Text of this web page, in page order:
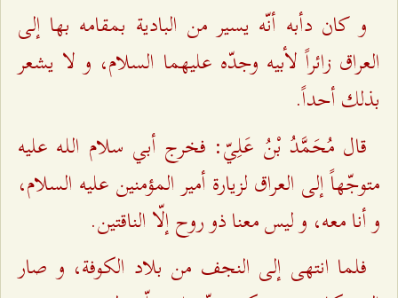
و كان دأبه أنّه يسير من البادية بمقامه بها إلى
العراق زائراً لأبيه وجدّه عليهما السلام، و لا يشعر
بذلك أحداً.
قال مُحَمَّدُ بْنُ عَلِيّ: فخرج أبي سلام اللـه عليه
متوجّهاً إلى العراق لزيارة أمير المؤمنين عليه السلام،
و أنا معه، و ليس معنا ذو روح إلّا الناقتين.
فلما انتهى إلى النجف من بلاد الكوفة، و صار